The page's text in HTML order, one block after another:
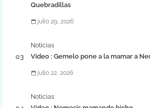
Quebradillas
julio 29, 2026
Noticias
Video : Gemelo pone a la mamar a
julio 22, 2026
Noticias